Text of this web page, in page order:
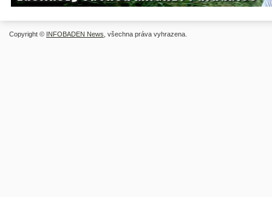
Copyright © INFOBADEN News , všechna práva vyhrazena.